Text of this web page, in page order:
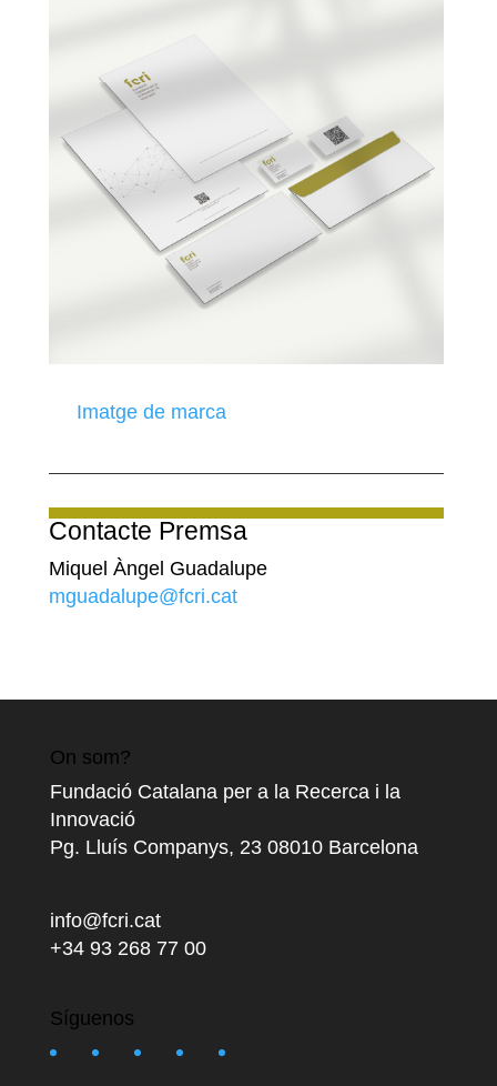
Imatge de marca
Contacte Premsa
Miquel Àngel Guadalupe
mguadalupe@fcri.cat
On som?
Fundació Catalana per a la Recerca i la
Innovació
Pg. Lluís Companys, 23 08010 Barcelona
info@fcri.cat
+34 93 268 77 00
Síguenos